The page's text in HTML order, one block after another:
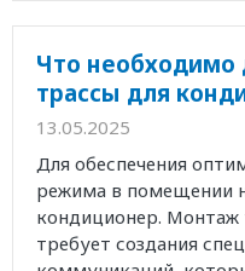
Что необходимо
трассы для
13.05.2025
Для обеспечения
режима в помещении
кондиционер. Монтаж
требует создания